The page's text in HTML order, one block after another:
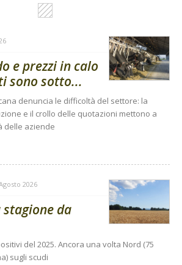
e prezzi in calo
sono sotto...
denuncia le difficoltà del settore: la
e il crollo delle quotazioni mettono a
delle aziende
2026
stagione da
del 2025. Ancora una volta Nord (75
sugli scudi